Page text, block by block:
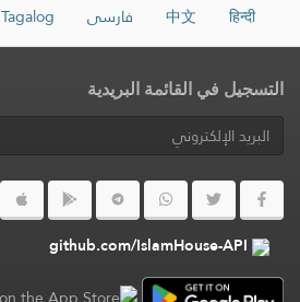
हिन्दी
中文 فارسی Tagalog
التسجيل في القائمة البريدية
github.com/IslamHouse-API